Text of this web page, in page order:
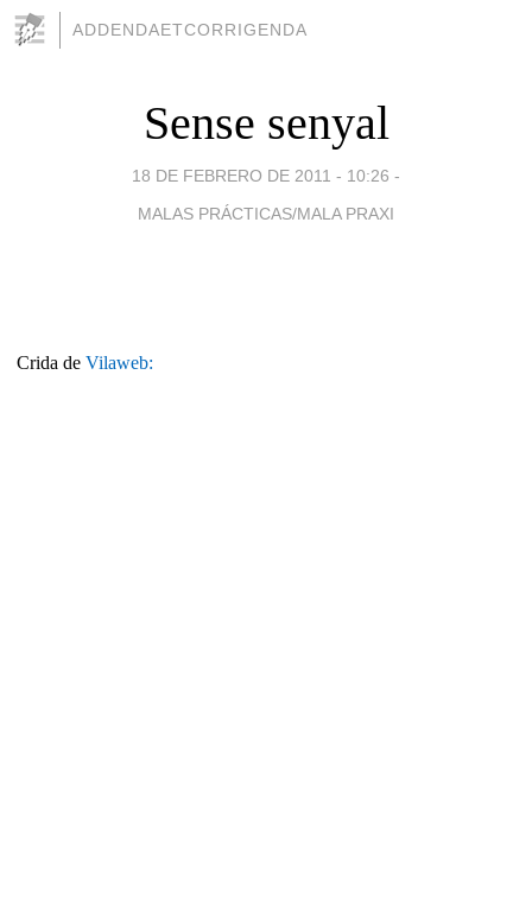
ADDENDAETCORRIGENDA
Sense senyal
18 DE FEBRERO DE 2011 - 10:26 -
MALAS PRÁCTICAS/MALA PRAXI
Crida de Vilaweb: